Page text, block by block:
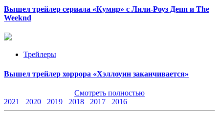
Вышел трейлер сериала «Кумир» с Лили-Роуз Депп и The
Weeknd
Трейлеры
Вышел трейлер хоррора «Хэллоуин заканчивается»
Смотреть полностью
2021
2020 2019 2018 2017 2016